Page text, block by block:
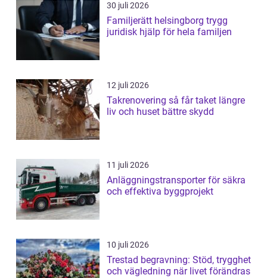
30 juli 2026
Familjerätt helsingborg trygg
juridisk hjälp för hela familjen
12 juli 2026
Takrenovering så får taket längre
liv och huset bättre skydd
11 juli 2026
Anläggningstransporter för säkra
och effektiva byggprojekt
10 juli 2026
Trestad begravning: Stöd, trygghet
och vägledning när livet förändras